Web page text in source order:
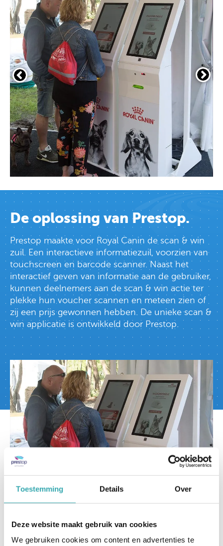
Toestemming Details Over
Deze website maakt gebruik van cookies
We gebruiken cookies om content en advertenties te
De oplossing van Prestop.
Prestop maakte voor Royal Canin de scan & win
zuil. Een interactieve informatiezuil, voorzien van
touchscreen en barcode scanner. Naast het
interactief geven van informatie aan de gebruiker,
kunnen deelnemers aan de scan & win actie ter
plekke hun voucher scannen en meteen zien of
zij een prijs gewonnen hebben. De unieke scan &
win applicatie is ontwikkeld door Prestop.
Royal Canin scan & win zuilen